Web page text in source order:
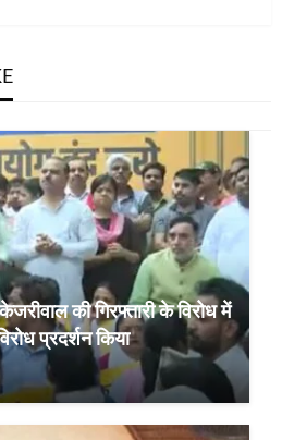
की गिरफ्तारी के विरोध में
प्रदर्शन किया